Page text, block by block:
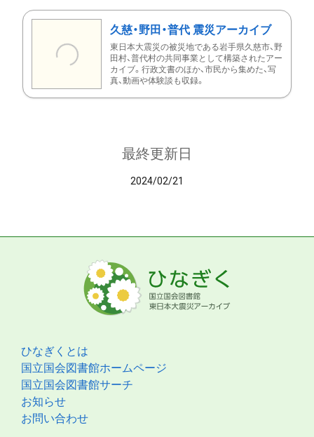
久慈・野田・普代 震災アーカイブ
東日本大震災の被災地である岩手県久慈市、野
田村、普代村の共同事業として構築されたアー
カイブ。行政文書のほか、市民から集めた、写
真、動画や体験談も収録。
最終更新日
2024/02/21
ひなぎくとは
国立国会図書館ホームページ
国立国会図書館サーチ
お知らせ
お問い合わせ